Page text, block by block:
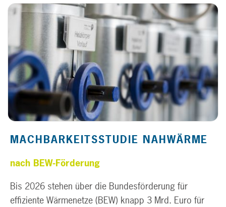
MACHBARKEITSSTUDIE NAHWÄRME
nach BEW-Förderung
Bis 2026 stehen über die Bundesförderung für
effiziente Wärmenetze (BEW) knapp 3 Mrd. Euro für